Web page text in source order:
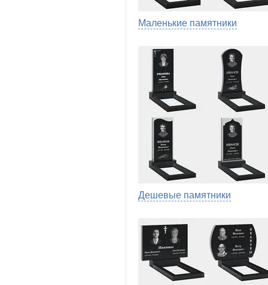
Маленькие памятники
Дешевые памятники